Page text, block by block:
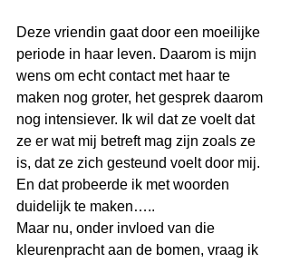
Deze vriendin gaat door een moeilijke
periode in haar leven. Daarom is mijn
wens om echt contact met haar te
maken nog groter, het gesprek daarom
nog intensiever. Ik wil dat ze voelt dat
ze er wat mij betreft mag zijn zoals ze
is, dat ze zich gesteund voelt door mij.
En dat probeerde ik met woorden
duidelijk te maken…..
Maar nu, onder invloed van die
kleurenpracht aan de bomen, vraag ik